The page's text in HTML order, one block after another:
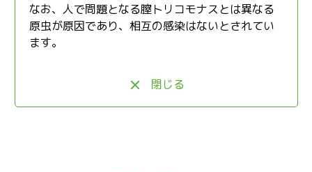
なお、人で問題となる膣トリコモナスとは異なる
原虫が原因であり、相互の感染はないとされてい
ます。
閉じる